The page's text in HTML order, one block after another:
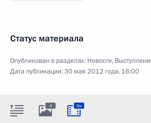
Статус материала
Опубликован в разделах: Новости,
Дата публикации:30 мая 2012 года, 16:00
4 9м